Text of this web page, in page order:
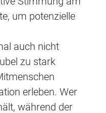
um potenzielle
auch nicht
zu stark
erleben. Wer
während der